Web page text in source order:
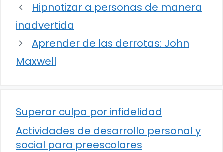
Hipnotizar a personas de manera
inadvertida
Aprender de las derrotas: John
Maxwell
Superar culpa por infidelidad
Actividades de desarrollo personal y
social para preescolares